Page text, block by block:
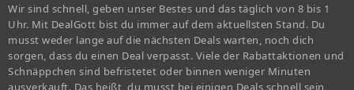
Wir sind schnell, geben unser Bestes und das täglich von 8 bis 1
Uhr. Mit DealGott bist du immer auf dem aktuellsten Stand. Du
musst weder lange auf die nächsten Deals warten, noch dich
sorgen, dass du einen Deal verpasst. Viele der Rabattaktionen und
Schnäppchen sind befristetet oder binnen weniger Minuten
ausverkauft. Das heißt, du musst bei einigen Deals schnell sein,